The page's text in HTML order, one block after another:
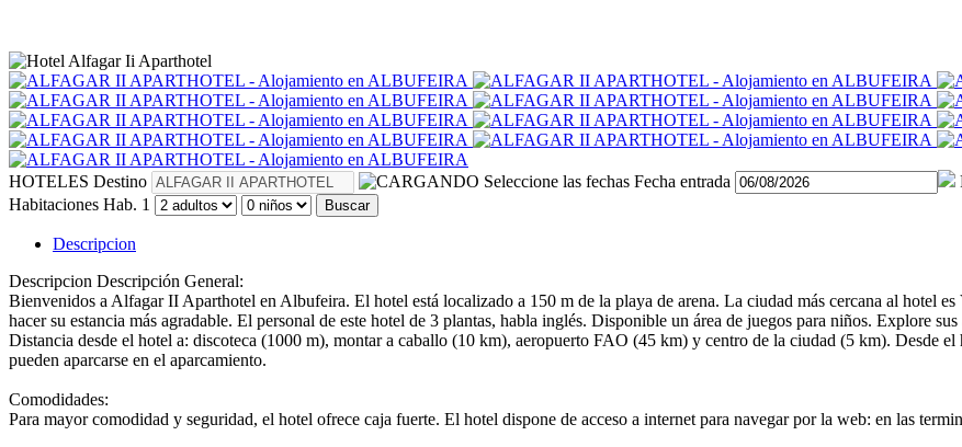
HOTELES Destino Seleccione las fechas Fecha entrada
Habitaciones Hab. 1 Buscar
Descripcion
Descripcion Descripción General:
Bienvenidos a Alfagar II Aparthotel en Albufeira. El hotel está localizado a 150 m de la playa de arena. La ciudad más cercana al hotel
hacer su estancia más agradable. El personal de este hotel de 3 plantas, habla inglés. Disponible un área de juegos para niños. Explore
Distancia desde el hotel a: discoteca (1000 m), montar a caballo (10 km), aeropuerto FAO (45 km) y centro de la ciudad (5 km). Desde el
pueden aparcarse en el aparcamiento.
Comodidades:
Para mayor comodidad y seguridad, el hotel ofrece caja fuerte. El hotel dispone de acceso a internet para navegar por la web: en las